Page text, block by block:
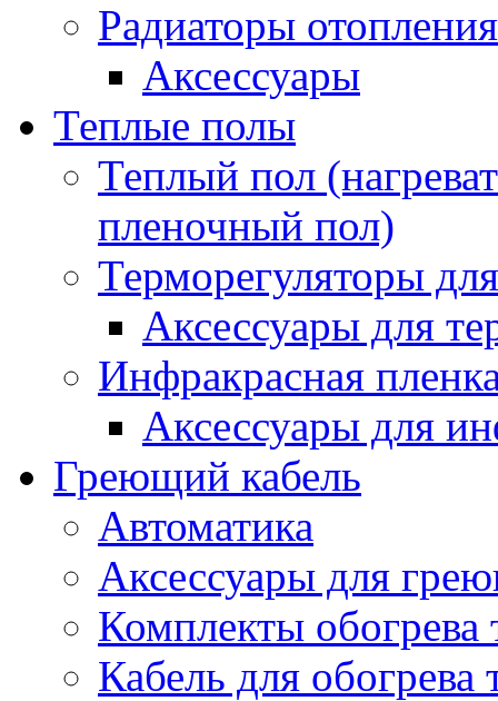
Радиаторы отопления
Аксессуары
Теплые полы
Теплый пол
пленочный пол)
Терморегуляторы
Аксессуары для
Инфракрасная
Аксессуары для
Греющий кабель
Автоматика
Аксессуары для
Комплекты обогрева
Кабель для обогрева